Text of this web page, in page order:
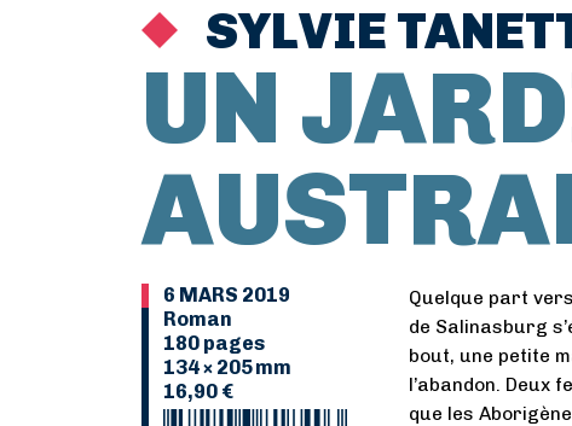
SYLVIE
UN
6 MARS 2019
Roman
180 pages
134 × 205 mm
16,90 €
Quelque part
de Salinasburg
bout, une petite
l’abandon. Deux
que les